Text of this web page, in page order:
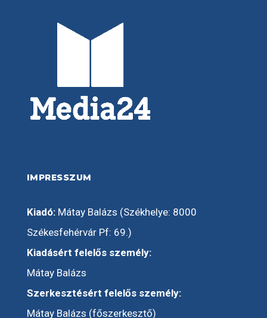
IMPRESSZUM
Kiadó:Mátay Balázs (Székhelye: 8000
Székesfehérvár Pf: 69.)
Kiadásért felelős személy:
Mátay Balázs
Szerkesztésért felelős személy:
Mátay Balázs (főszerkesztő)